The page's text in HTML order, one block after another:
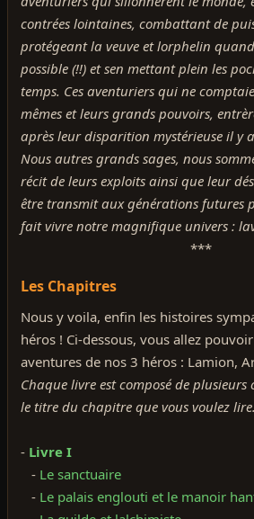
contrées lointaines, combattant de
protégeant la veuve et lorphelin
possible (!!) et sen mettant plein les
temps. Ces aventuriers qui ne
mêmes et leurs grands pouvoirs,
après leur disparition mystérieuse il y
Nous autres grands sages, nous
récit de leurs exploits ainsi que leur
être transmit aux générations futures
fait vivre notre magnifique univers :
***
Les Chapitres
Nous y voila, enfin les histoires
héros ! Ci-dessous, vous allez
aventures de nos 3 héros : Lamion,
Chaque livre est composé de
le titre du chapitre que vous voulez lire.
- Livre I
- Le sanctuaire
- Le palais englouti et le manoir